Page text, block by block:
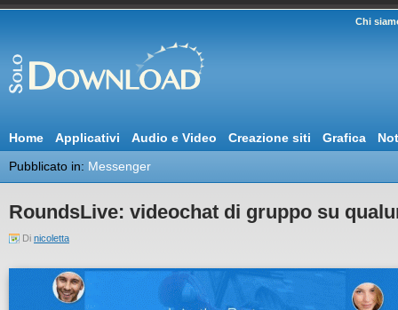
Chi
Home Applicativi Audio e Video Creazione siti Grafica
Pubblicato in: Messenger
RoundsLive: videochat di gruppo su
Di nicoletta